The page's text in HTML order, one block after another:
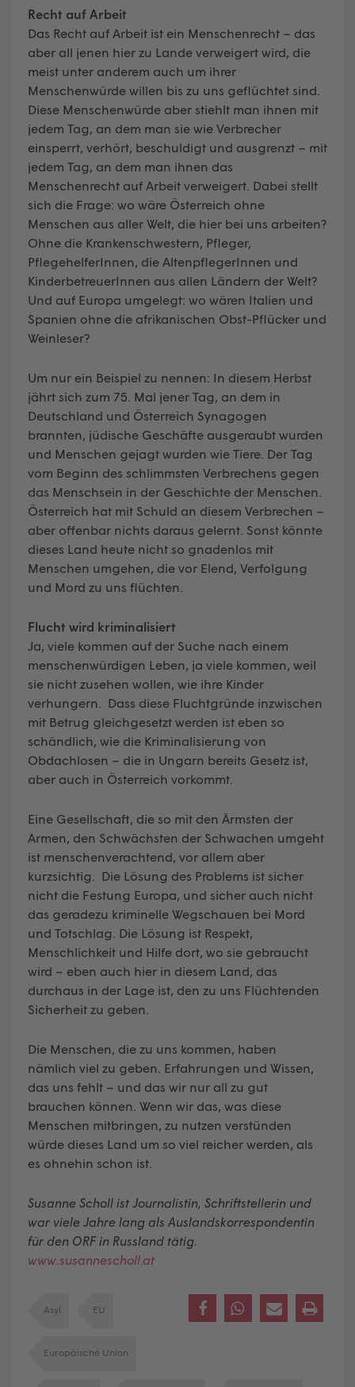
Recht auf Arbeit
Das Recht auf Arbeit ist ein Menschenrecht – das
aber all jenen hier zu Lande verweigert wird, die
meist unter anderem auch um ihrer
Menschenwürde willen bis zu uns geflüchtet sind.
Diese Menschenwürde aber stiehlt man ihnen mit
jedem Tag, an dem man sie wie Verbrecher
einsperrt, verhört, beschuldigt und ausgrenzt – mit
jedem Tag, an dem man ihnen das
Menschenrecht auf Arbeit verweigert. Dabei stellt
sich die Frage: wo wäre Österreich ohne
Menschen aus aller Welt, die hier bei uns arbeiten?
Ohne die Krankenschwestern, Pfleger,
PflegehelferInnen, die AltenpflegerInnen und
KinderbetreuerInnen aus allen Ländern der Welt?
Und auf Europa umgelegt: wo wären Italien und
Spanien ohne die afrikanischen Obst-Pflücker und
Weinleser?
Um nur ein Beispiel zu nennen: In diesem Herbst
jährt sich zum 75. Mal jener Tag, an dem in
Deutschland und Österreich Synagogen
brannten, jüdische Geschäfte ausgeraubt wurden
und Menschen gejagt wurden wie Tiere. Der Tag
vom Beginn des schlimmsten Verbrechens gegen
das Menschsein in der Geschichte der Menschen.
Österreich hat mit Schuld an diesem Verbrechen –
aber offenbar nichts daraus gelernt. Sonst könnte
dieses Land heute nicht so gnadenlos mit
Menschen umgehen, die vor Elend, Verfolgung
und Mord zu uns flüchten.
Flucht wird kriminalisiert
Ja, viele kommen auf der Suche nach einem
menschenwürdigen Leben, ja viele kommen, weil
sie nicht zusehen wollen, wie ihre Kinder
verhungern. Dass diese Fluchtgründe inzwischen
mit Betrug gleichgesetzt werden ist eben so
schändlich, wie die Kriminalisierung von
Obdachlosen – die in Ungarn bereits Gesetz ist,
aber auch in Österreich vorkommt.
Eine Gesellschaft, die so mit den Ärmsten der
Armen, den Schwächsten der Schwachen umgeht
ist menschenverachtend, vor allem aber
kurzsichtig. Die Lösung des Problems ist sicher
nicht die Festung Europa, und sicher auch nicht
das geradezu kriminelle Wegschauen bei Mord
und Totschlag. Die Lösung ist Respekt,
Menschlichkeit und Hilfe dort, wo sie gebraucht
wird – eben auch hier in diesem Land, das
durchaus in der Lage ist, den zu uns Flüchtenden
Sicherheit zu geben.
Die Menschen, die zu uns kommen, haben
nämlich viel zu geben. Erfahrungen und Wissen,
das uns fehlt – und das wir nur all zu gut
brauchen können. Wenn wir das, was diese
Menschen mitbringen, zu nutzen verstünden
würde dieses Land um so viel reicher werden, als
es ohnehin schon ist.
Susanne Scholl ist Journalistin, Schriftstellerin und
war viele Jahre lang als Auslandskorrespondentin
für den ORF in Russland tätig.
www.susannescholl.at
Asyl EU
Europäische Union